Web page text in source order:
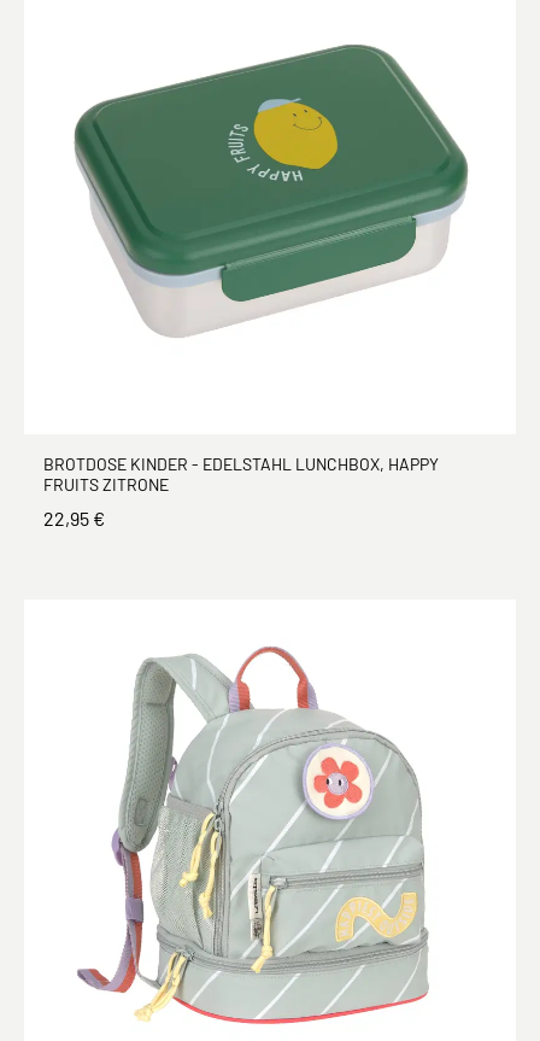
BROTDOSE KINDER - EDELSTAHL LUNCHBOX, HAPPY
FRUITS ZITRONE
22,95 €